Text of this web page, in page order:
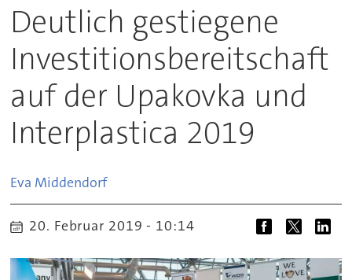
Deutlich gestiegene
Investitionsbereitschaft
auf der Upakovka und
Interplastica 2019
Eva Middendorf
20. Februar 2019 - 10:14